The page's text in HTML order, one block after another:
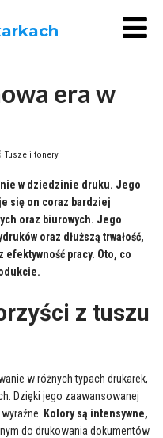
era w
Tusze i tonery
w dziedzinie druku. Jego
się on coraz bardziej
oraz biurowych. Jego
oraz dłuższą trwałość,
efektywność pracy. Oto, co
z tuszu
w różnych typach drukarek,
Dzięki jego zaawansowanej
Kolory są intensywne,
do drukowania dokumentów